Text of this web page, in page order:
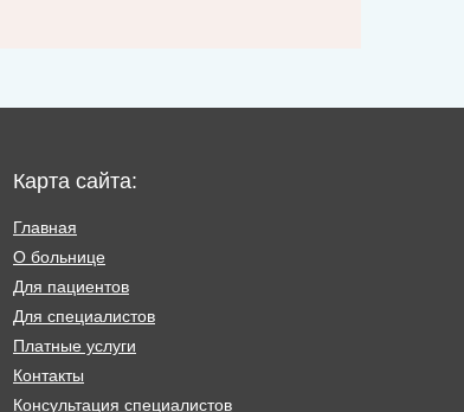
Карта сайта:
Главная
О больнице
Для пациентов
Для специалистов
Платные услуги
Контакты
Консультация специалистов